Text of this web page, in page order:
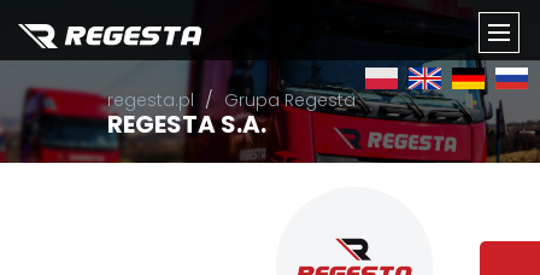
regesta.pl Grupa Regesta
REGESTA S.A.